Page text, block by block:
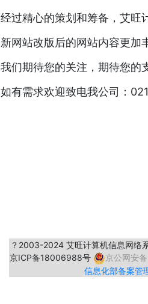
经过精心的策划和筹备，艾
新网站改版后的网站内容更加
我们期待您的关注，期待您的
如有需求欢迎致电我公司：
？2003-2024 艾旺计算机信息网络
京ICP备18006988号
京公网安
信息化部备案管